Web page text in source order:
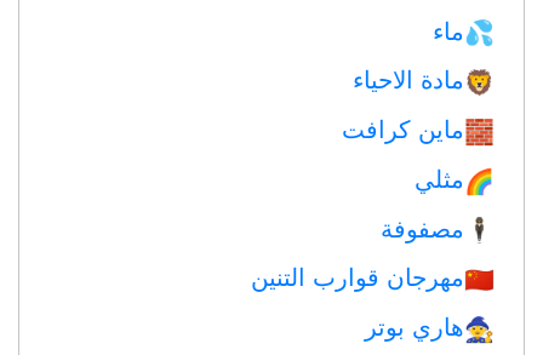
💦ماء
🦁مادة الاحياء
🧱ماين كرافت
🌈مثلي
🕴️ مصفوفة
🇨🇳مهرجان قوارب التنين
🧙هاري بوتر